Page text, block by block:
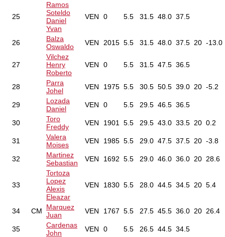
25
Ramos
Soteldo
Daniel
Yvan
VEN 0 5.5 31.5 48.0 37.5
26
Balza
Oswaldo
VEN 2015 5.5 31.5 48.0 37.5 20 -13.0
27
Vilchez
Henry
Roberto
VEN 0 5.5 31.5 47.5 36.5
28
Parra
Johel
VEN 1975 5.5 30.5 50.5 39.0 20 -5.2
29
Lozada
Daniel
VEN 0 5.5 29.5 46.5 36.5
30
Toro
Freddy
VEN 1901 5.5 29.5 43.0 33.5 20 0.2
31
Valera
Moises
VEN 1985 5.5 29.0 47.5 37.5 20 -3.8
32
Martinez
Sebastian
VEN 1692 5.5 29.0 46.0 36.0 20 28.6
33
Tortoza
Lopez
Alexis
Eleazar
VEN 1830 5.5 28.0 44.5 34.5 20 5.4
34 CM
Marquez
Juan
VEN 1767 5.5 27.5 45.5 36.0 20 26.4
35
Cardenas
John
VEN 0 5.5 26.5 44.5 34.5